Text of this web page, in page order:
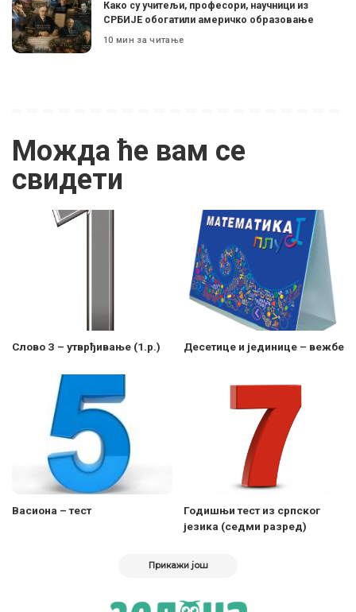
Како су учитељи, професори, научници из
СРБИЈЕ обогатили америчко образовање
10 мин за читање
Можда ће вам се
свидети
Слово З – утврђивање (1.р.) Десетице и јединице – вежбе
Васиона – тест
Годишњи тест из српског
језика (седми разред)
Прикажи још